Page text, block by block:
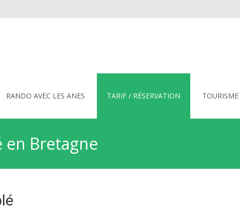
RANDO AVEC LES ANES TARIF / RÉSERVATION TOURISME
Bretagne